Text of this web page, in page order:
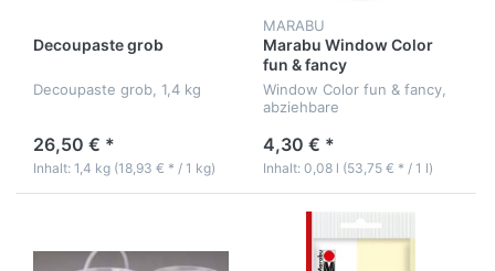
Decoupaste grob
Decoupaste grob, 1,4 kg
26,50 € *
Inhalt: 1,4 kg (18,93 € * / 1 kg)
MARABU
Marabu Window Color
fun & fancy
Window Color fun & fancy,
abziehbare
Kunststoffflasche
4,30 € *
Inhalt: 0,08 l (53,75 € * / 1 l)